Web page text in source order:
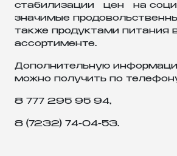
стабилизации цен на
значимые
также продуктами питания
ассортименте.
Дополнительную
можно получить по
8 777 295 95 94,
8 (7232) 74-04-53.